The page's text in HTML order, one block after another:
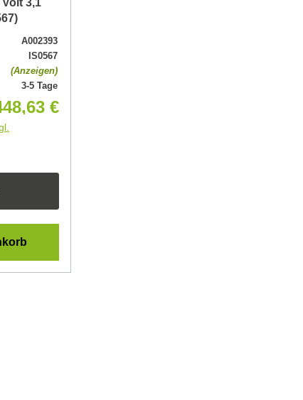
3,1
A002393
IS0567
(Anzeigen)
3-5 Tage
€